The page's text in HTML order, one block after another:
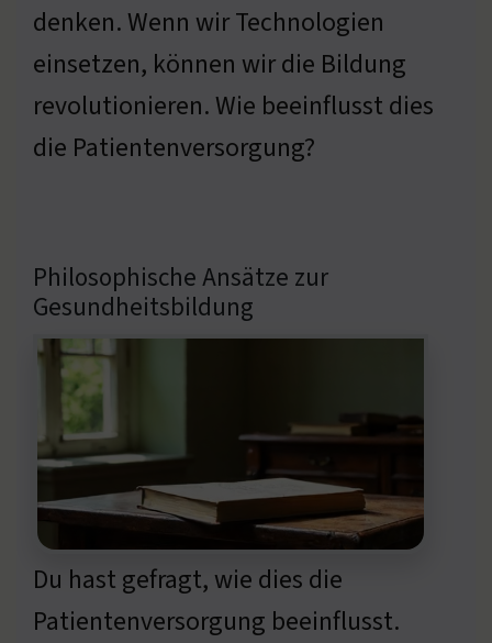
denken. Wenn wir Technologien
einsetzen, können wir die Bildung
revolutionieren. Wie beeinflusst dies
die Patientenversorgung?
Philosophische Ansätze zur
Gesundheitsbildung
Du hast gefragt, wie dies die
Patientenversorgung beeinflusst.